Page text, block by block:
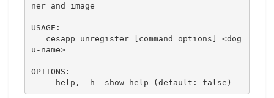
ner and image
USAGE:
u-name>
OPTIONS:
   --help, -h  show help (default: false)